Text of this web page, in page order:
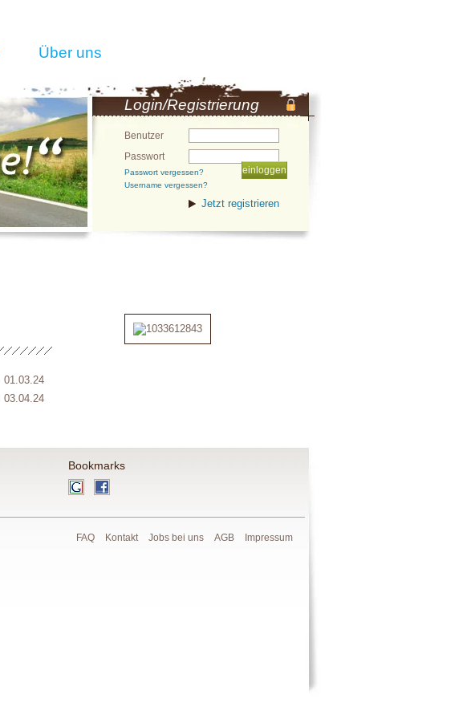
Login/Registrierung
Benutzer
Passwort
Passwort vergessen?
Username vergessen?
Jetzt registrieren
01.03.24
03.04.24
Über uns
Bookmarks
Impressum
AGB
Jobs bei uns
Kontakt
FAQ